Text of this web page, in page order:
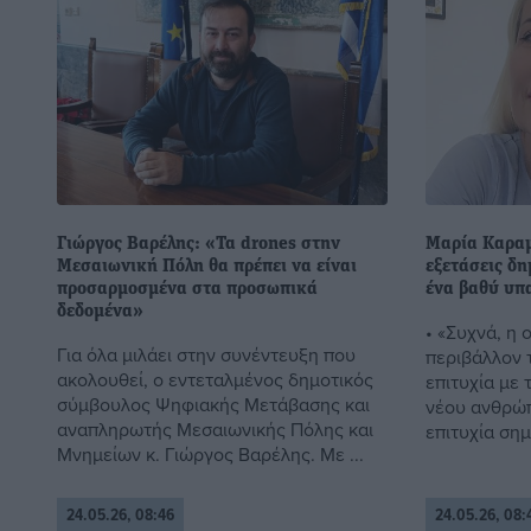
Γιώργος Βαρέλης: «Τα drones στην
Μεσαιωνική Πόλη θα πρέπει να είναι
προσαρμοσμένα στα προσωπικά
δεδομένα»
Για όλα μιλάει στην συνέντευξη που
ακολουθεί, ο εντεταλμένος δημοτικός
σύμβουλος Ψηφιακής Μετάβασης και
αναπληρωτής Μεσαιωνικής Πόλης και
Μνημείων κ. Γιώργος Βαρέλης. Με ...
24.05.26, 08:46
Μαρία
εξετάσεις
ένα βαθύ
• «Συχνά, η
περιβάλλον
επιτυχία
νέου
επιτυχία
24.05.26,